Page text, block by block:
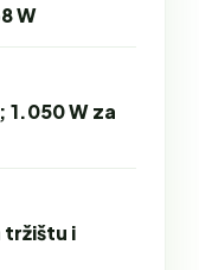
W
W za
tržištu i